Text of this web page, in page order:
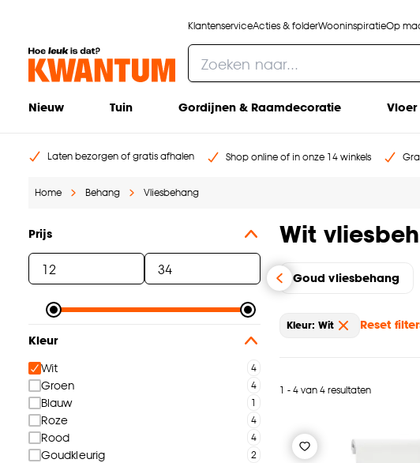
KlantenserviceActies & folderWooninspiratieOp
Nieuw Tuin Gordijnen & Raamdecoratie Vloer
Laten bezorgen of gratis afhalen Shop online of in onze 14 winkels
Home Behang Vliesbehang
Prijs
Kleur
Wit
Groen
Blauw
Roze
Rood
Goudkleurig
Wit
Goud vliesbehang
Kleur: Wit Reset
1 - 4 van 4 resultaten